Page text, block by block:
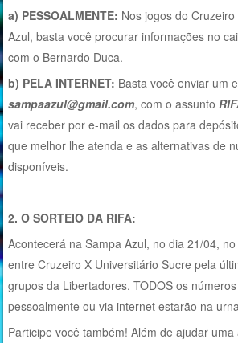
a) PESSOALMENTE: Nos jogos do
Azul, basta você procurar informações no
com o Bernardo Duca.
b) PELA INTERNET: Basta você enviar um
sampaazul@gmail.com, com o assunto
vai receber por e-mail os dados para
que melhor lhe atenda e as alternativas de
disponíveis.
2. O SORTEIO DA RIFA:
Acontecerá na Sampa Azul, no dia 21/04,
entre Cruzeiro X Universitário Sucre pela
grupos da Libertadores. TODOS os
pessoalmente ou via internet estarão na
Participe você também! Além de ajudar